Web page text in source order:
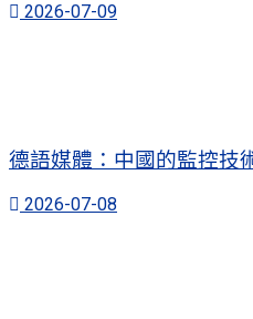
2026-07-09
德語媒體：中國的監控技
2026-07-08